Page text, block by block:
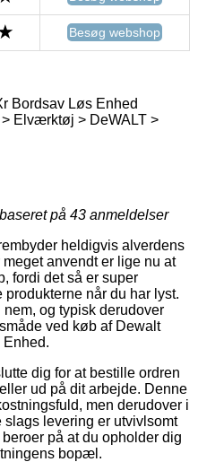
Besøg webshop
Bordsav Løs Enhed
Elværktøj > DeWALT >
på 43 anmeldelser
heldigvis alverdens
anvendt er lige nu at
fordi det så er super
når du har lyst.
og typisk derudover
ved køb af Dewalt
Enhed.
dig for at bestille ordren
ud på dit arbejde. Denne
men derudover i
levering er utvivlsomt
på at du opholder dig
bopæl.